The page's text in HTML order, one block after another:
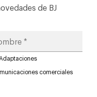
de BJ
comerciales